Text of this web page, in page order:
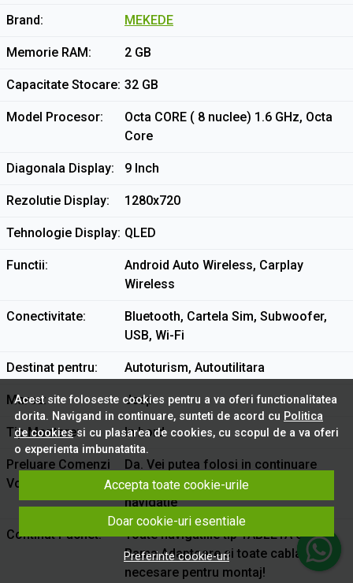
Brand MEKEDE
Memorie RAM 2 GB
Capacitate Stocare 32 GB
Model Procesor
Octa CORE ( 8 nuclee) 1.6 GHz, Octa
Core
Diagonala Display 9 Inch
Rezolutie Display 1280x720
Tehnologie Display QLED
Functii
Android Auto Wireless, Carplay
Wireless
Conectivitate
Bluetooth, Cartela Sim, Subwoofer,
USB, Wi-Fi
Destinat pentru Autoturism, Autoutilitara
Marca Jeep
Tip Montare In bord
Preluare Comenzi
Volan
Da. Vei putea folosi in continuare
comenzile de pe volan cu noua
navigatie
Continut Pachet
Toate navigatiile tip TABLETA contin
Rama Adaptoare si toate cablajele
necesare pentru montaj!
Acest site foloseste cookies pentru a va oferi functionalitatea
dorita. Navigand in continuare, sunteti de acord cu Politica
de cookiessi cu plasarea de cookies, cu scopul de a va oferi
o experienta imbunatatita.
Accepta toate cookie-urile
Doar cookie-uri esentiale
Preferinte cookie-uri